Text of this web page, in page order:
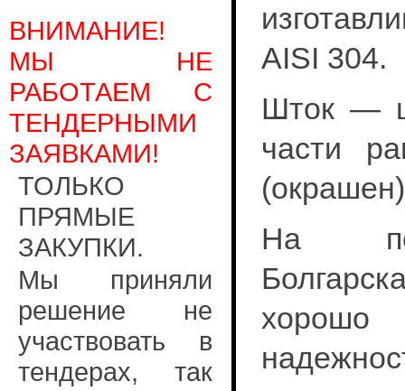
ВНИМАНИЕ!
МЫ НЕ
РАБОТАЕМ С
ТЕНДЕРНЫМИ
ЗАЯВКАМИ!
ТОЛЬКО
ПРЯМЫЕ
ЗАКУПКИ.
Мы приняли
решение не
участвовать в
тендерах, так
AISI 304.
Шток —
части
На
хорошо